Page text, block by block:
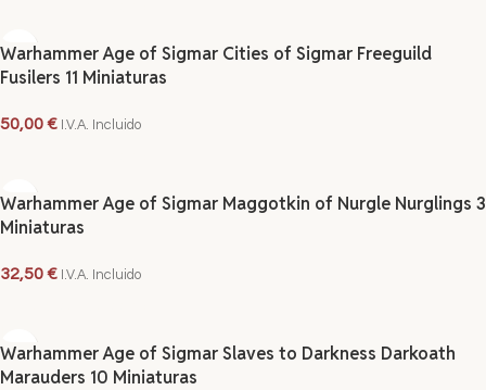
Warhammer Age of Sigmar Cities of Sigmar Freeguild
Fusilers 11 Miniaturas
50,00€ I.V.A. Incluido
Warhammer Age of Sigmar Maggotkin of Nurgle Nurglings 3
Miniaturas
32,50€ I.V.A. Incluido
Warhammer Age of Sigmar Slaves to Darkness Darkoath
Marauders 10 Miniaturas